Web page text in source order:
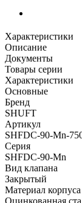
Характеристики
Описание
Документы
Товары серии
Характеристики
Основные
Бренд
SHUFT
Артикул
SHFDC-90-Mn-
Серия
SHFDC-90-Mn
Вид клапана
Закрытый
Материал корпуса
Оцинкованная